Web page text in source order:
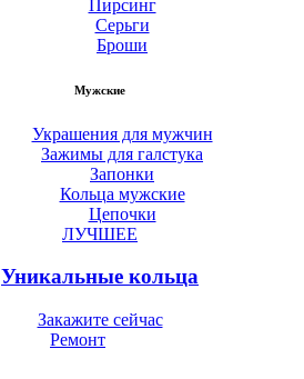
Пирсинг
Серьги
Броши
Мужские
Украшения для мужчин
Зажимы для галстука
Запонки
Кольца мужские
Цепочки
ЛУЧШЕЕ
Уникальные кольца
Закажите сейчас
Ремонт